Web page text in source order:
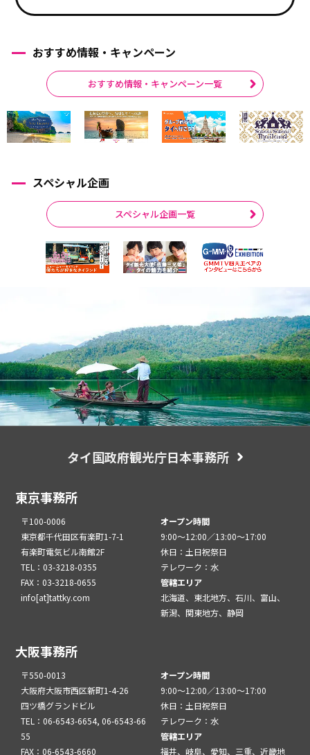
おすすめ情報・キャンペーン
おすすめ情報・キャンペーン一覧
スペシャル企画
スペシャル企画一覧
タイ国政府観光庁日本事務所
東京事務所
〒100-0006
東京都千代田区有楽町1-7-1
有楽町電気ビル南館2F
TEL：03-3218-0355
FAX：03-3218-0655
info[at]tattky.com
オープン時間
9:00～12:00／13:00～17:00
休日：土日祝祭日
テレワーク：水
管轄エリア
北海道、東北地方、石川、富山、
新潟、関東地方、静岡
大阪事務所
〒550-0013
大阪府大阪市西区新町1-4-26
四ツ橋グランドビル
TEL：06-6543-6654, 06-6543-66
55
FAX：06-6543-6660
オープン時間
9:00～12:00／13:00～17:00
休日：土日祝祭日
テレワーク：水
管轄エリア
福井、岐阜、愛知、三重、近畿地